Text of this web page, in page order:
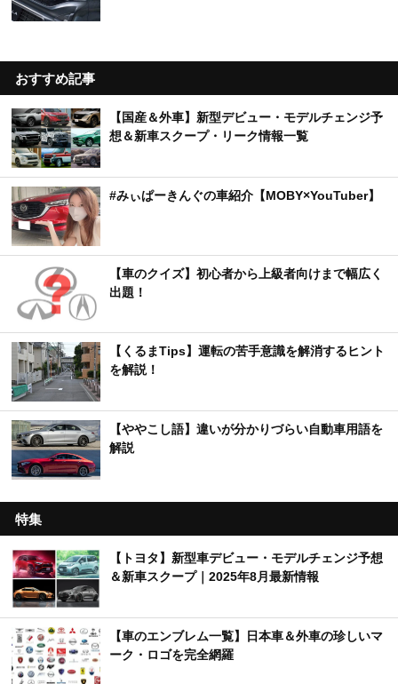
おすすめ記事
【国産＆外車】新型デビュー・モデルチェンジ予
想＆新車スクープ・リーク情報一覧
#みぃぱーきんぐの車紹介【MOBY×YouTuber】
【車のクイズ】初心者から上級者向けまで幅広く
出題！
【くるまTips】運転の苦手意識を解消するヒント
を解説！
【ややこし語】違いが分かりづらい自動車用語を
解説
特集
【トヨタ】新型車デビュー・モデルチェンジ予想
＆新車スクープ｜2025年8月最新情報
【車のエンブレム一覧】日本車＆外車の珍しいマ
ーク・ロゴを完全網羅